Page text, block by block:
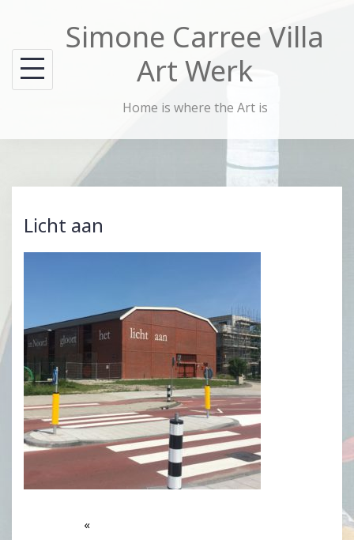
content
Simone Carree Villa
Art Werk
Home is where the Art is
Licht aan